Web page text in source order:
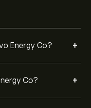
Energy Co? +
Co? +